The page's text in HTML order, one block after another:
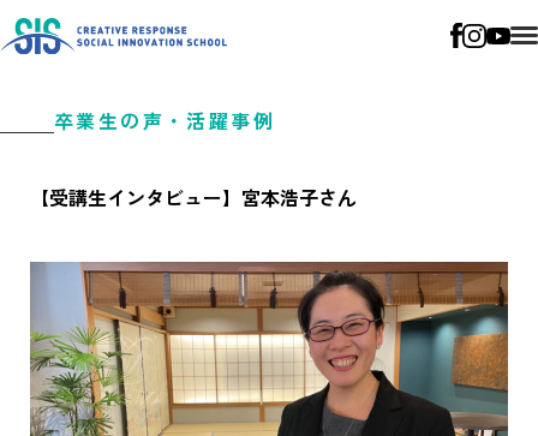
卒業生の声・活躍事例
【受講生インタビュー】宮本浩子さん